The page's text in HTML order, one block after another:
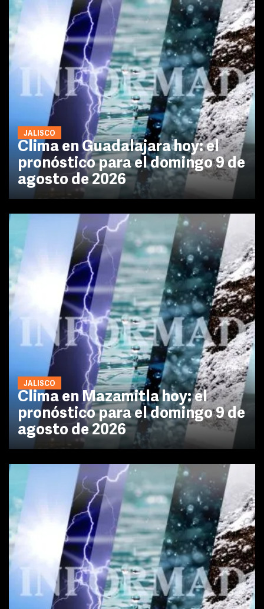
JALISCO
Clima en Guadalajara hoy: el
pronóstico para el domingo 9 de
agosto de 2026
JALISCO
Clima en Mazamitla hoy: el
pronóstico para el domingo 9 de
agosto de 2026